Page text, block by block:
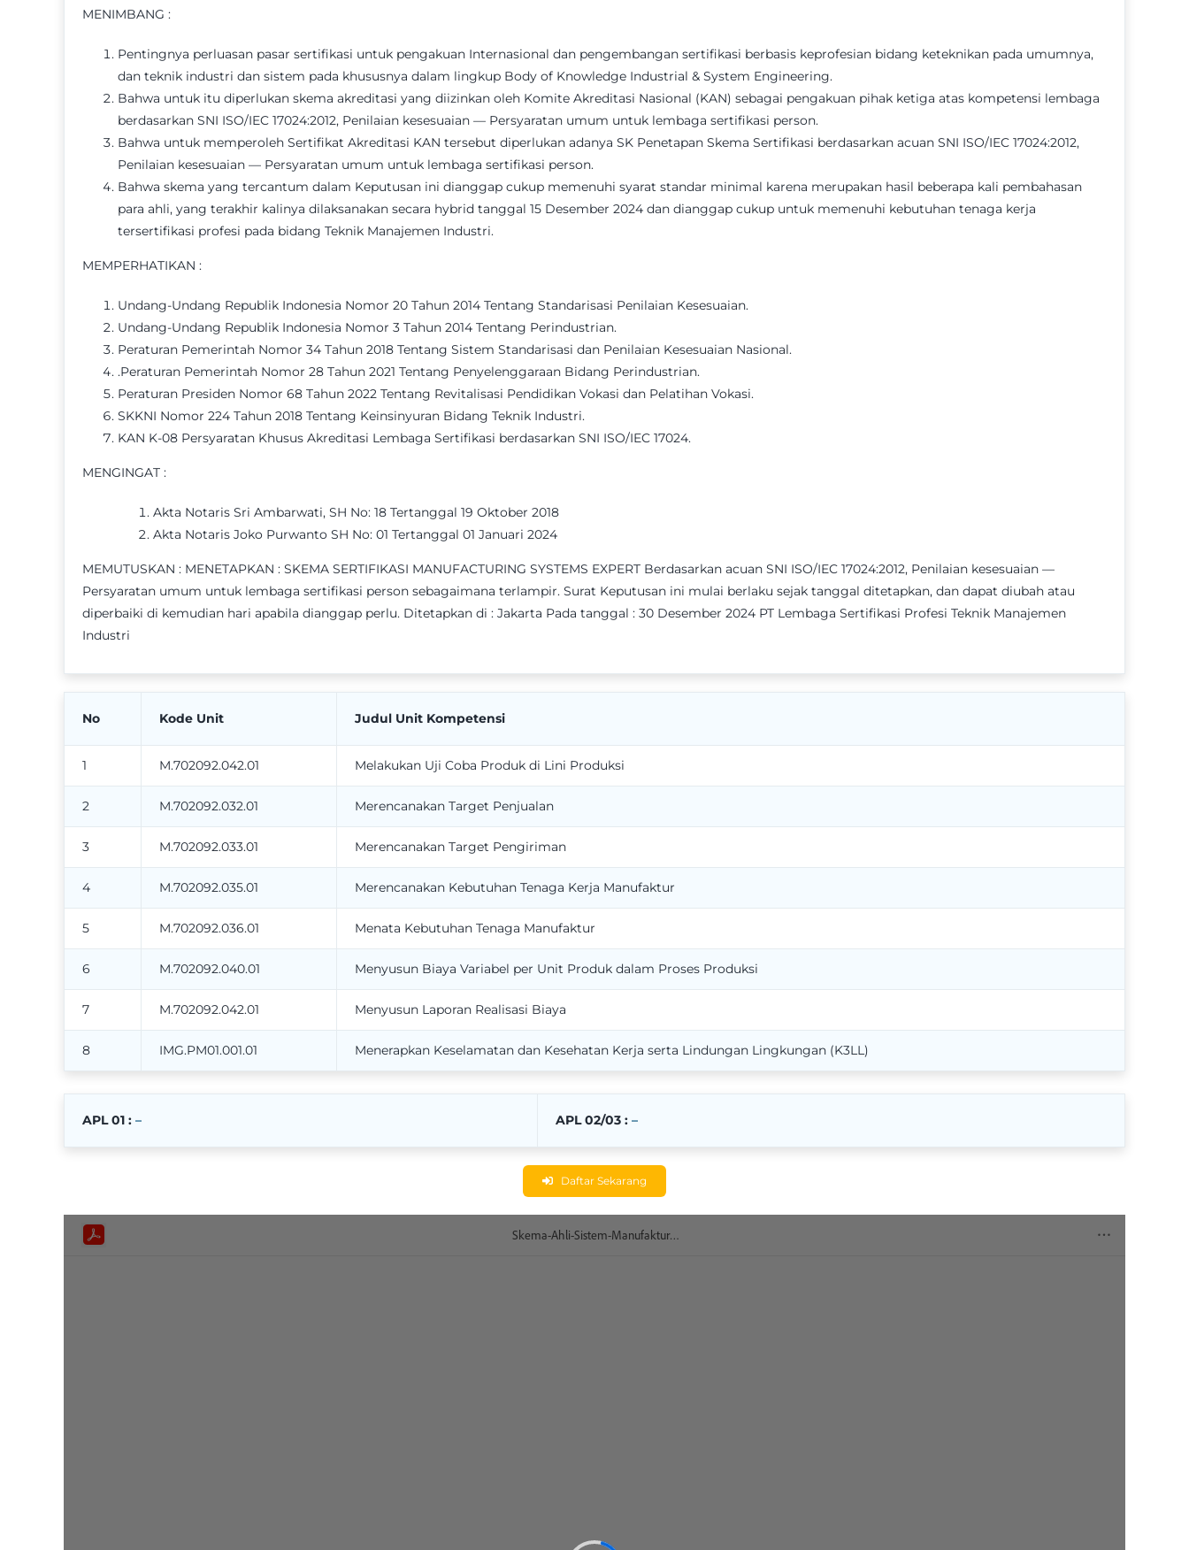
MENIMBANG :
Pentingnya perluasan pasar sertifikasi untuk pengakuan Internasional dan pengembangan sertifikasi berbasis keprofesian bidang keteknikan pada umumnya,
dan teknik industri dan sistem pada khususnya dalam lingkup Body of Knowledge Industrial & System Engineering.
Bahwa untuk itu diperlukan skema akreditasi yang diizinkan oleh Komite Akreditasi Nasional (KAN) sebagai pengakuan pihak ketiga atas kompetensi lembaga
berdasarkan SNI ISO/IEC 17024:2012, Penilaian kesesuaian — Persyaratan umum untuk lembaga sertifikasi person.
Bahwa untuk memperoleh Sertifikat Akreditasi KAN tersebut diperlukan adanya SK Penetapan Skema Sertifikasi berdasarkan acuan SNI ISO/IEC 17024:2012,
Penilaian kesesuaian — Persyaratan umum untuk lembaga sertifikasi person.
Bahwa skema yang tercantum dalam Keputusan ini dianggap cukup memenuhi syarat standar minimal karena merupakan hasil beberapa kali pembahasan
para ahli, yang terakhir kalinya dilaksanakan secara hybrid tanggal 15 Desember 2024 dan dianggap cukup untuk memenuhi kebutuhan tenaga kerja
tersertifikasi profesi pada bidang Teknik Manajemen Industri.
MEMPERHATIKAN :
Undang-Undang Republik Indonesia Nomor 20 Tahun 2014 Tentang Standarisasi Penilaian Kesesuaian.
Undang-Undang Republik Indonesia Nomor 3 Tahun 2014 Tentang Perindustrian.
Peraturan Pemerintah Nomor 34 Tahun 2018 Tentang Sistem Standarisasi dan Penilaian Kesesuaian Nasional.
.Peraturan Pemerintah Nomor 28 Tahun 2021 Tentang Penyelenggaraan Bidang Perindustrian.
Peraturan Presiden Nomor 68 Tahun 2022 Tentang Revitalisasi Pendidikan Vokasi dan Pelatihan Vokasi.
SKKNI Nomor 224 Tahun 2018 Tentang Keinsinyuran Bidang Teknik Industri.
KAN K-08 Persyaratan Khusus Akreditasi Lembaga Sertifikasi berdasarkan SNI ISO/IEC 17024.
MENGINGAT :
Akta Notaris Sri Ambarwati, SH No: 18 Tertanggal 19 Oktober 2018
Akta Notaris Joko Purwanto SH No: 01 Tertanggal 01 Januari 2024
MEMUTUSKAN : MENETAPKAN : SKEMA SERTIFIKASI MANUFACTURING SYSTEMS EXPERT Berdasarkan acuan SNI ISO/IEC 17024:2012, Penilaian kesesuaian —
Persyaratan umum untuk lembaga sertifikasi person sebagaimana terlampir. Surat Keputusan ini mulai berlaku sejak tanggal ditetapkan, dan dapat diubah atau
diperbaiki di kemudian hari apabila dianggap perlu. Ditetapkan di : Jakarta Pada tanggal : 30 Desember 2024 PT Lembaga Sertifikasi Profesi Teknik Manajemen
Industri
No Kode Unit Judul Unit Kompetensi
1 M.702092.042.01 Melakukan Uji Coba Produk di Lini Produksi
2 M.702092.032.01 Merencanakan Target Penjualan
3 M.702092.033.01 Merencanakan Target Pengiriman
4 M.702092.035.01 Merencanakan Kebutuhan Tenaga Kerja Manufaktur
5 M.702092.036.01 Menata Kebutuhan Tenaga Manufaktur
6 M.702092.040.01 Menyusun Biaya Variabel per Unit Produk dalam Proses Produksi
7 M.702092.042.01 Menyusun Laporan Realisasi Biaya
8 IMG.PM01.001.01 Menerapkan Keselamatan dan Kesehatan Kerja serta Lindungan Lingkungan (K3LL)
APL 01 : – APL 02/03 : –
Daftar Sekarang